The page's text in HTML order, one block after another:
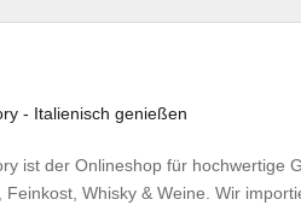
- Italienisch genießen
ist der Onlineshop für hochwertige
Feinkost, Whisky & Weine. Wir